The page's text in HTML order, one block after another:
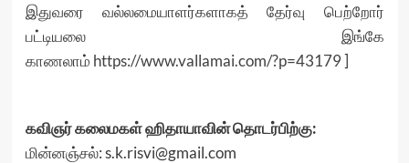
இதுவரை வல்லமையாளர்களாகத் தேர்வு பெற்றோர்
பட்டியலை இங்கே
காணலாம் https://www.vallamai.com/?p=43179]
கவிஞர் கலைமகள் ஹிதாயாவின் தொடர்பிற்கு:
மின்னஞ்சல்: s.k.risvi@gmail.com